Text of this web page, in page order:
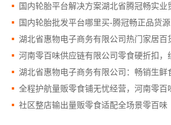
国内轮胎批发平台哪里买-腾冠畅正品货源
社区整店输出量贩零食适配全场景零百味